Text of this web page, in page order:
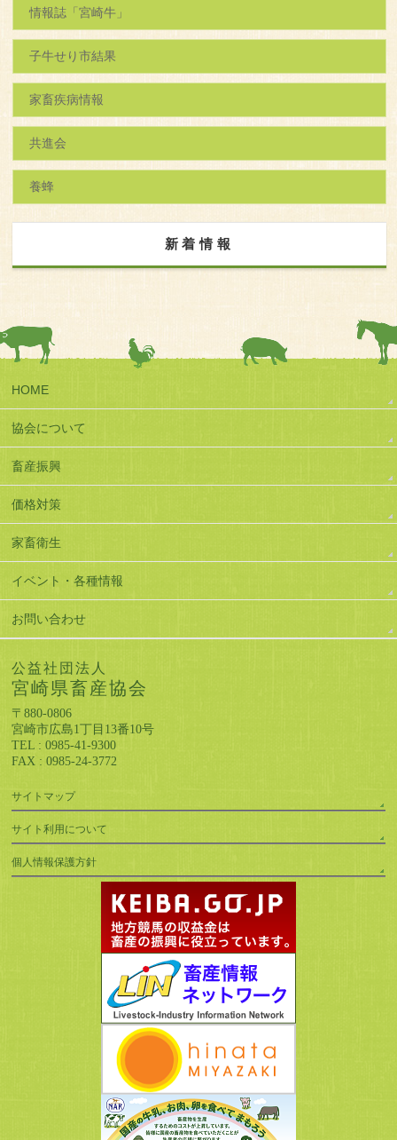
情報誌「宮崎牛」
子牛せり市結果
家畜疾病情報
共進会
養蜂
新着情報
HOME
協会について
畜産振興
価格対策
家畜衛生
イベント・各種情報
お問い合わせ
公益社団法人
宮崎県畜産協会
〒880-0806
宮崎市広島1丁目13番10号
TEL : 0985-41-9300
FAX : 0985-24-3772
サイトマップ
サイト利用について
個人情報保護方針